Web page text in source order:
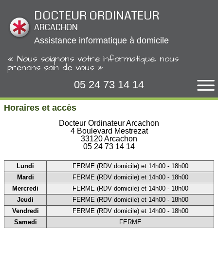
DOCTEUR ORDINATEUR
ARCACHON
Assistance informatique à domicile
« Nous soignons votre informatique, nous
prenons soin de vous »
05 24 73 14 14
Horaires et accès
Docteur Ordinateur Arcachon
4 Boulevard Mestrezat
33120 Arcachon
05 24 73 14 14
Lundi
FERME (RDV domicile) et 14h00 - 18h00
Mardi
FERME (RDV domicile) et 14h00 - 18h00
Mercredi
FERME (RDV domicile) et 14h00 - 18h00
Jeudi
FERME (RDV domicile) et 14h00 - 18h00
Vendredi
FERME (RDV domicile) et 14h00 - 18h00
Samedi
FERME